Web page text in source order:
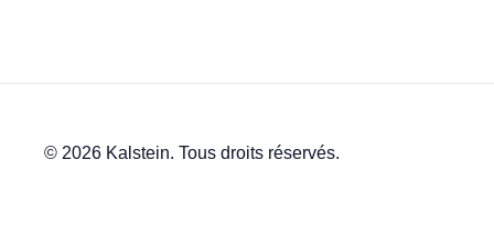
© 2026 Kalstein. Tous droits réservés.